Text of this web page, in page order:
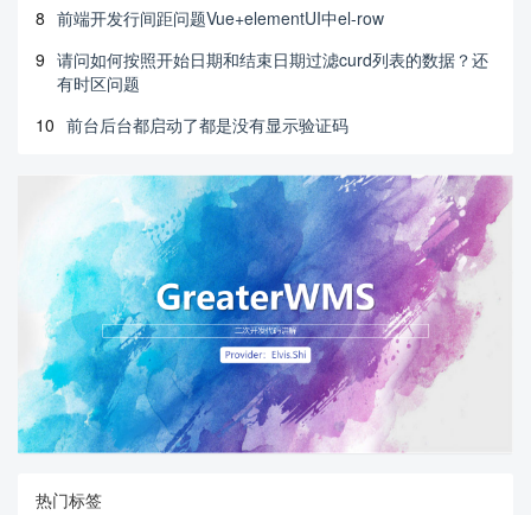
8 前端开发行间距问题Vue+elementUI中el-row
9 请问如何按照开始日期和结束日期过滤curd列表的数据？还
有时区问题
10 前台后台都启动了都是没有显示验证码
热门标签